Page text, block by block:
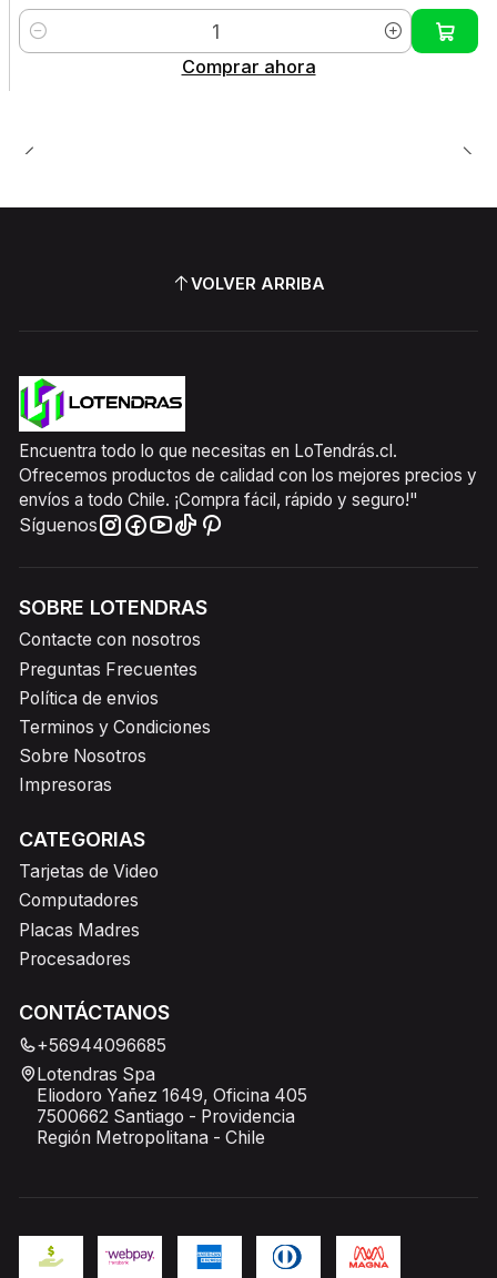
Cantidad
Comprar ahora
VOLVER ARRIBA
Encuentra todo lo que necesitas en LoTendrás.cl.
Ofrecemos productos de calidad con los mejores precios y
envíos a todo Chile. ¡Compra fácil, rápido y seguro!"
Síguenos
SOBRE LOTENDRAS
Contacte con nosotros
Preguntas Frecuentes
Política de envios
Terminos y Condiciones
Sobre Nosotros
Impresoras
CATEGORIAS
Tarjetas de Video
Computadores
Placas Madres
Procesadores
CONTÁCTANOS
+56944096685
Lotendras Spa
Eliodoro Yañez 1649, Oficina 405
7500662 Santiago - Providencia
Región Metropolitana - Chile